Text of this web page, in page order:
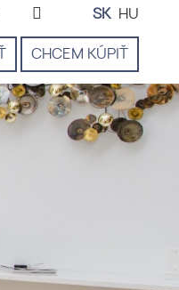
SK HU
CHCEM KÚPIŤ